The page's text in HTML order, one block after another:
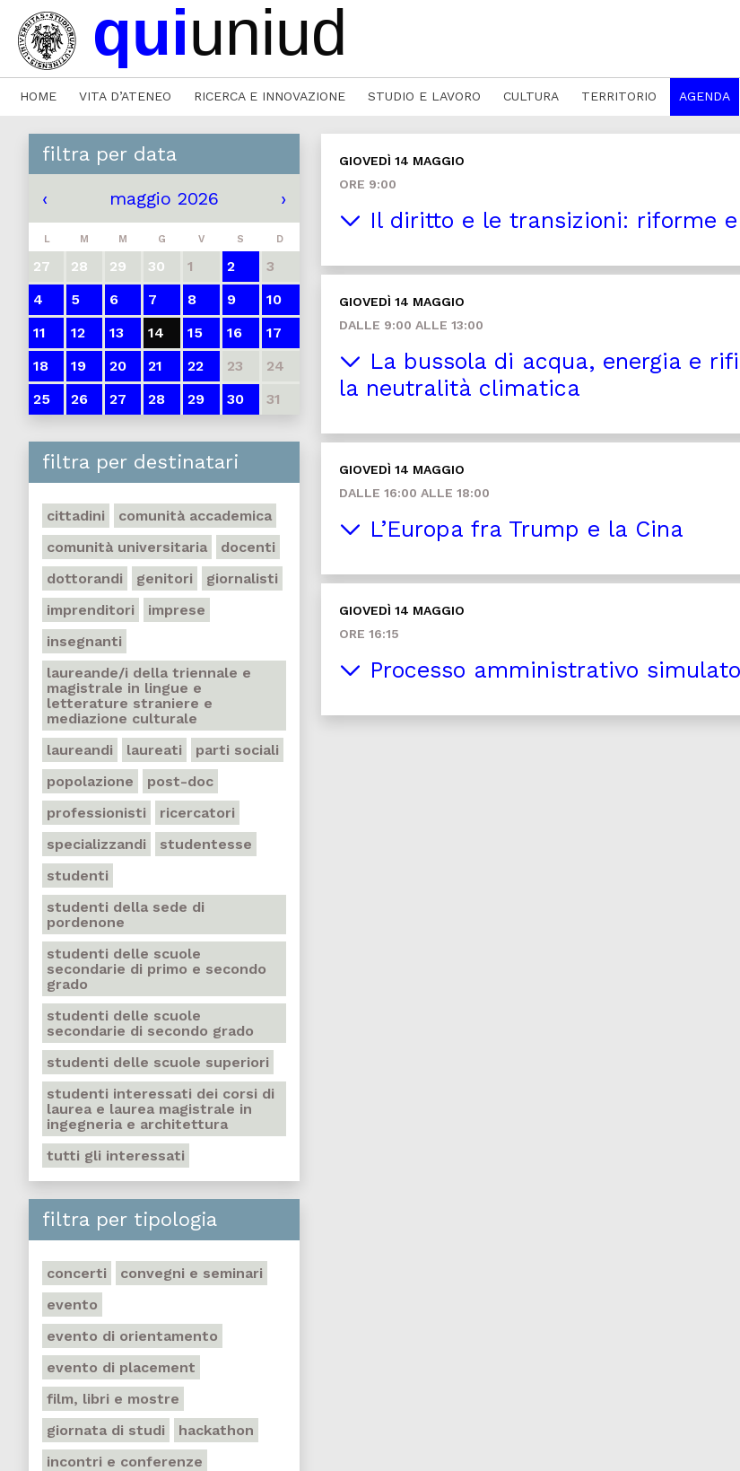
HOME VITA D’ATENEO RICERCA E INNOVAZIONE STUDIO E LAVORO CULTURA TERRITORIO AGENDA
filtra per data
‹ maggio 2026 ›
L M M G V S D
27 28 29 30 1 2
3
4
5 6 7 8 9
10
11
12 13 14 15 16
17
18
19 20 21 22 23
24
25
26 27 28 29 30 31
filtra per destinatari
cittadini
comunità accademica
comunità universitaria
docenti
dottorandi
genitori
giornalisti
imprenditori
imprese
insegnanti
laureande/i della triennale e
magistrale in lingue e
letterature straniere e
mediazione culturale
laureandi
laureati
parti sociali
popolazione
post-doc
professionisti
ricercatori
specializzandi
studentesse
studenti
studenti della sede di
pordenone
studenti delle scuole
secondarie di primo e secondo
grado
studenti delle scuole
secondarie di secondo grado
studenti delle scuole superiori
studenti interessati dei corsi di
laurea e laurea magistrale in
ingegneria e architettura
tutti gli interessati
filtra per tipologia
concerti
convegni e seminari
evento
evento di orientamento
evento di placement
film, libri e mostre
giornata di studi
hackathon
incontri e conferenze
GIOVEDÌ 14 MAGGIO
ORE 9:00
Il diritto e le transizioni: riforme
GIOVEDÌ 14 MAGGIO
DALLE 9:00 ALLE 13:00
La bussola di acqua, energia e
la neutralità climatica
GIOVEDÌ 14 MAGGIO
DALLE 16:00 ALLE 18:00
L’Europa fra Trump e la Cina
GIOVEDÌ 14 MAGGIO
ORE 16:15
Processo amministrativo simulato